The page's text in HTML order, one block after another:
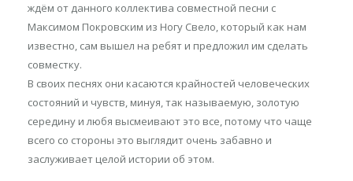
ждём от данного коллектива совместной песни с
Максимом Покровским из Ногу Свело, который как нам
известно, сам вышел на ребят и предложил им сделать
совместку.
В своих песнях они касаются крайностей человеческих
состояний и чувств, минуя, так называемую, золотую
середину и любя высмеивают это все, потому что чаще
всего со стороны это выглядит очень забавно и
заслуживает целой истории об этом.